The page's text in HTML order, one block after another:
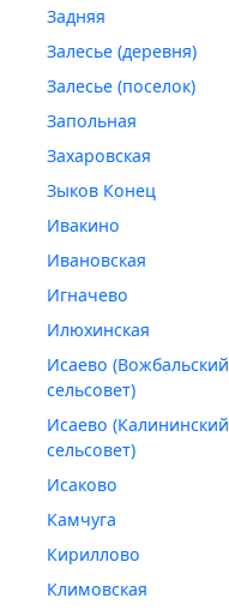
Задняя
Залесье (деревня)
Залесье (поселок)
Запольная
Захаровская
Зыков Конец
Ивакино
Ивановская
Игначево
Илюхинская
Исаево (Вожбальский
сельсовет)
Исаево (Калининский
сельсовет)
Исаково
Камчуга
Кириллово
Климовская